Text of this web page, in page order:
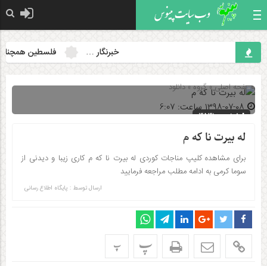
خبرنگار … فلسطین همچنان
صفحه اصلی» گروه »دانلود
۱۳۹۸-۰۷-۰۸ ساعت: 6:07
شناسه : 3531
له بیرت نا که م
برای مشاهده کلیپ مناجات کوردی له بیرت نا که م کاری زیبا و دیدنی از
سوما کرمی به ادامه مطلب مراجعه فرمایید
ارسال توسط : پایگاه اطلاع رسانی
پ پ